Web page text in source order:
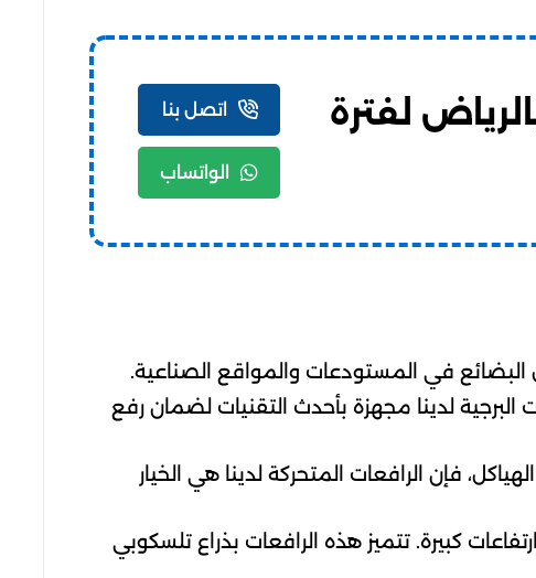
بالرياض لفترة
اتصل بنا
الواتساب
البضائع في المستودعات والمواقع الصناعية.
البرجية لدينا مجهزة بأحدث التقنيات لضمان رفع
فإن الرافعات المتحركة لدينا هي الخيار
كبيرة. تتميز هذه الرافعات بذراع تلسكوبي